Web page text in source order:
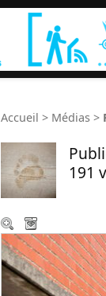
Accueil > Médias >
191